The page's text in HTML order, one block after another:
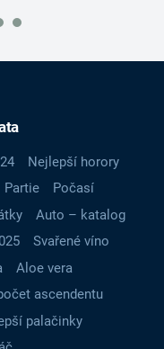
Nejlepší horory
Partie
Počasí
Auto – katalog
Svařené víno
Aloe vera
ascendentu
palačinky